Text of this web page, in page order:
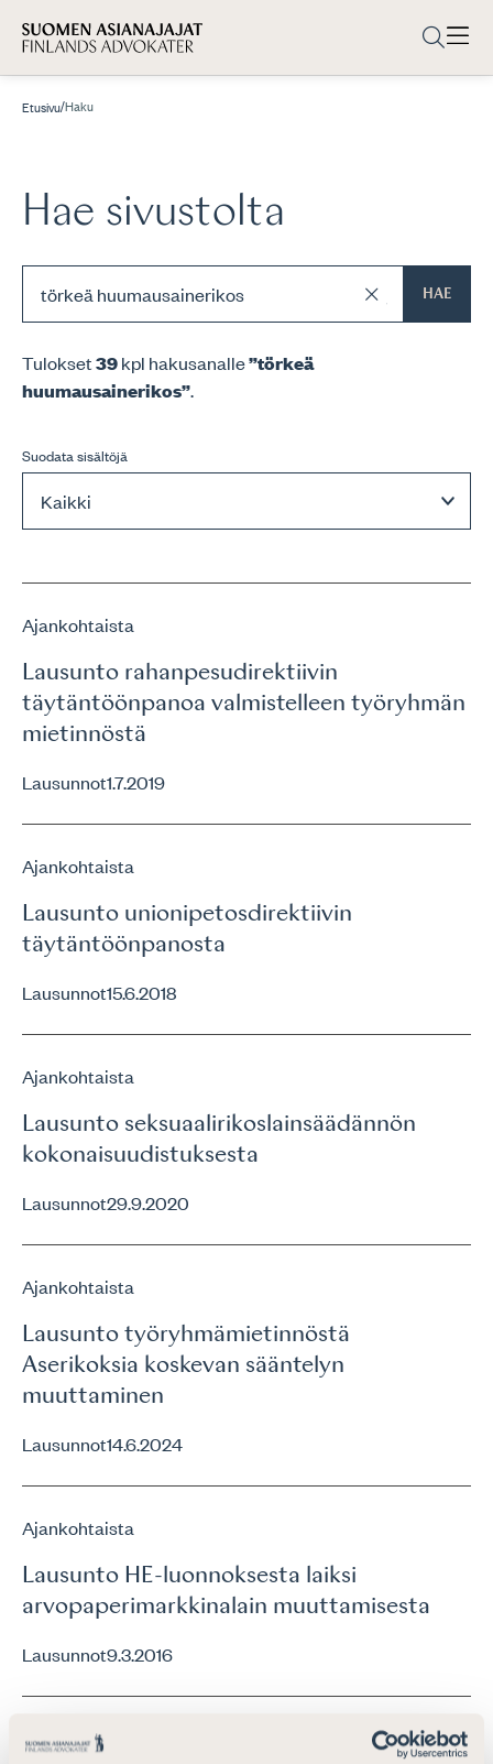
Etusivu/Haku
Hae sivustolta
HAE
Tulokset39kpl hakusanalle”törkeä
huumausainerikos”.
Ajankohtaista
Lausunto rahanpesudirektiivin
täytäntöönpanoa valmistelleen työryhmän
mietinnöstä
Lausunnot1.7.2019
Ajankohtaista
Lausunto unionipetosdirektiivin
täytäntöönpanosta
Lausunnot15.6.2018
Ajankohtaista
Lausunto seksuaalirikoslainsäädännön
kokonaisuudistuksesta
Lausunnot29.9.2020
Ajankohtaista
Lausunto työryhmämietinnöstä
Aserikoksia koskevan sääntelyn
muuttaminen
Lausunnot14.6.2024
Ajankohtaista
Lausunto HE-luonnoksesta laiksi
arvopaperimarkkinalain muuttamisesta
Lausunnot9.3.2016
Ajankohtaista
Suodata sisältöjä